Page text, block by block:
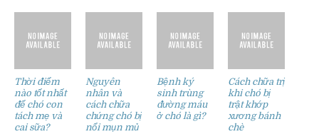
Thời điểm
nào tốt nhất
để chó con
tách mẹ và
cai sữa?
Nguyên
nhân và
cách chữa
chứng chó bị
nổi mụn mủ
Bệnh ký
sinh trùng
đường máu
ở chó là gì?
Cách chữa trị
khi chó bị
trật khớp
xương bánh
chè